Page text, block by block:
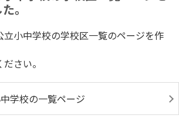
。
立小中学校の学校区一覧のページを作
さい。
学校の一覧ページ